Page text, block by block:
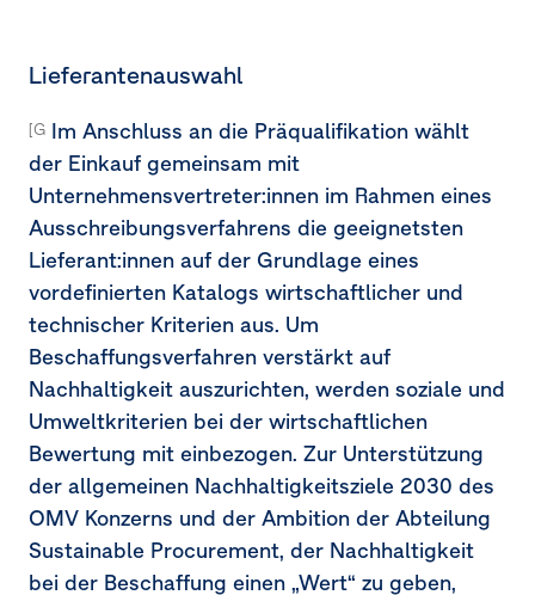
Lieferantenauswahl
[G1-2.15b]
Im Anschluss an die Präqualifikation wählt
der Einkauf gemeinsam mit
Unternehmensvertreter:innen im Rahmen eines
Ausschreibungsverfahrens die geeignetsten
Lieferant:innen auf der Grundlage eines
vordefinierten Katalogs wirtschaftlicher und
technischer Kriterien aus. Um
Beschaffungsverfahren verstärkt auf
Nachhaltigkeit auszurichten, werden soziale und
Umweltkriterien bei der wirtschaftlichen
Bewertung mit einbezogen. Zur Unterstützung
der allgemeinen Nachhaltigkeitsziele 2030 des
OMV Konzerns und der Ambition der Abteilung
Sustainable Procurement, der Nachhaltigkeit
bei der Beschaffung einen „Wert“ zu geben,